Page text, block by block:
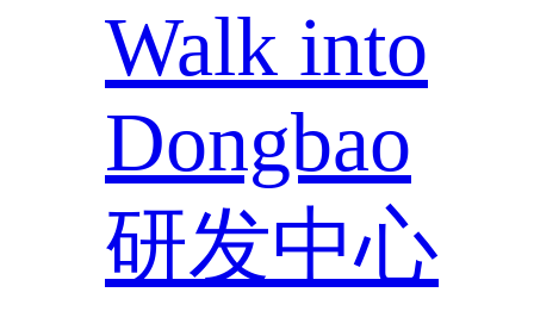
Walk into
Dongbao
研发中心